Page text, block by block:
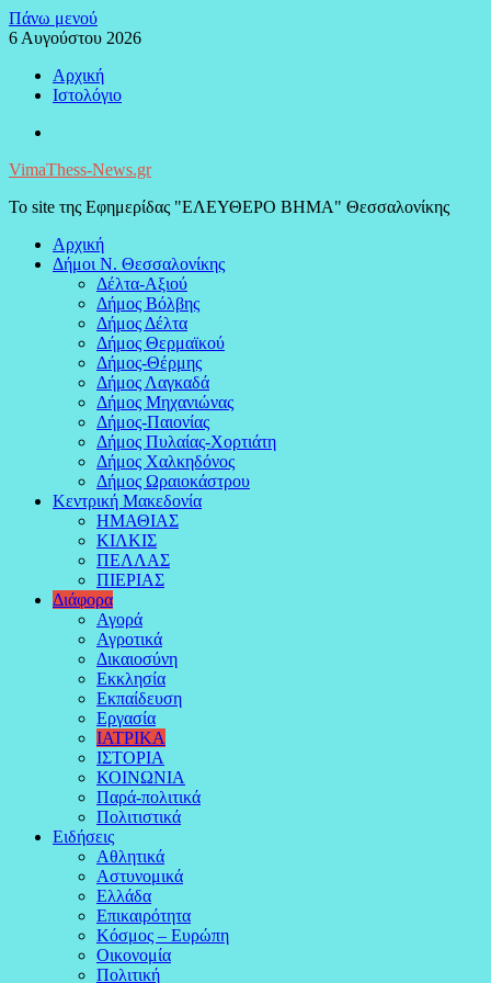
Μεταπηδήστε
στο
Πάνω μενού
6 Αυγούστου 2026
Αρχική
Ιστολόγιο
VimaThess-News.gr
Το site της Εφημερίδας "ΕΛΕΥΘΕΡΟ ΒΗΜΑ" Θεσσαλονίκης
Αρχική
Δήμοι Ν. Θεσσαλονίκης
Δέλτα-Αξιού
Δήμος Βόλβης
Δήμος Δέλτα
Δήμος Θερμαϊκού
Δήμος-Θέρμης
Δήμος Λαγκαδά
Δήμος Μηχανιώνας
Δήμος-Παιονίας
Δήμος Πυλαίας-Χορτιάτη
Δήμος Χαλκηδόνος
Δήμος Ωραιοκάστρου
Κεντρική Μακεδονία
ΗΜΑΘΙΑΣ
ΚΙΛΚΙΣ
ΠΕΛΛΑΣ
ΠΙΕΡΙΑΣ
Διάφορα
Αγορά
Αγροτικά
Δικαιοσύνη
Εκκλησία
Εκπαίδευση
Εργασία
ΙΑΤΡΙΚΑ
ΙΣΤΟΡΙΑ
ΚΟΙΝΩΝΙΑ
Παρά-πολιτικά
Πολιτιστικά
Ειδήσεις
Αθλητικά
Αστυνομικά
Ελλάδα
Επικαιρότητα
Κόσμος – Ευρώπη
Οικονομία
Πολιτική